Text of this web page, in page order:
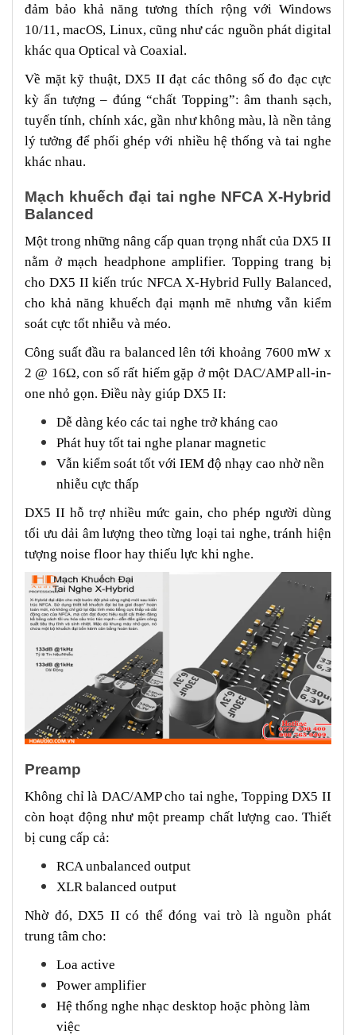
đảm bảo khả năng tương thích rộng với Windows
10/11, macOS, Linux, cũng như các nguồn phát digital
khác qua Optical và Coaxial.
Về mặt kỹ thuật, DX5 II đạt các thông số đo đạc cực
kỳ ấn tượng – đúng “chất Topping”: âm thanh sạch,
tuyến tính, chính xác, gần như không màu, là nền tảng
lý tưởng để phối ghép với nhiều hệ thống và tai nghe
khác nhau.
Mạch khuếch đại tai nghe NFCA X-Hybrid
Balanced
Một trong những nâng cấp quan trọng nhất của DX5 II
nằm ở mạch headphone amplifier. Topping trang bị
cho DX5 II kiến trúc NFCA X-Hybrid Fully Balanced,
cho khả năng khuếch đại mạnh mẽ nhưng vẫn kiểm
soát cực tốt nhiễu và méo.
Công suất đầu ra balanced lên tới khoảng 7600 mW x
2 @ 16Ω, con số rất hiếm gặp ở một DAC/AMP all-in-
one nhỏ gọn. Điều này giúp DX5 II:
Dễ dàng kéo các tai nghe trở kháng cao
Phát huy tốt tai nghe planar magnetic
Vẫn kiểm soát tốt với IEM độ nhạy cao nhờ nền
nhiễu cực thấp
DX5 II hỗ trợ nhiều mức gain, cho phép người dùng
tối ưu dải âm lượng theo từng loại tai nghe, tránh hiện
tượng noise floor hay thiếu lực khi nghe.
Preamp
Không chỉ là DAC/AMP cho tai nghe, Topping DX5 II
còn hoạt động như một preamp chất lượng cao. Thiết
bị cung cấp cả:
RCA unbalanced output
XLR balanced output
Nhờ đó, DX5 II có thể đóng vai trò là nguồn phát
trung tâm cho:
Loa active
Power amplifier
Hệ thống nghe nhạc desktop hoặc phòng làm
việc